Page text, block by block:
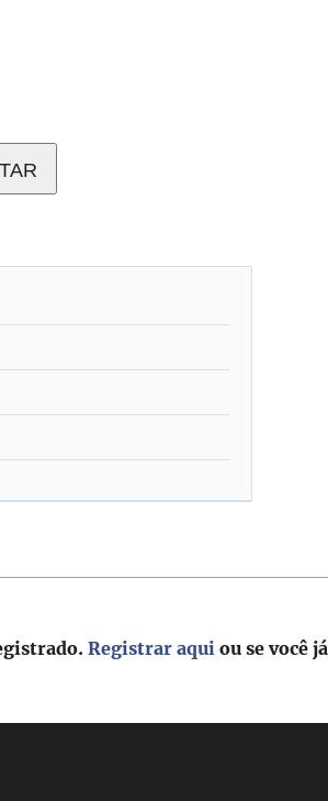
Registrar aqui ou se você